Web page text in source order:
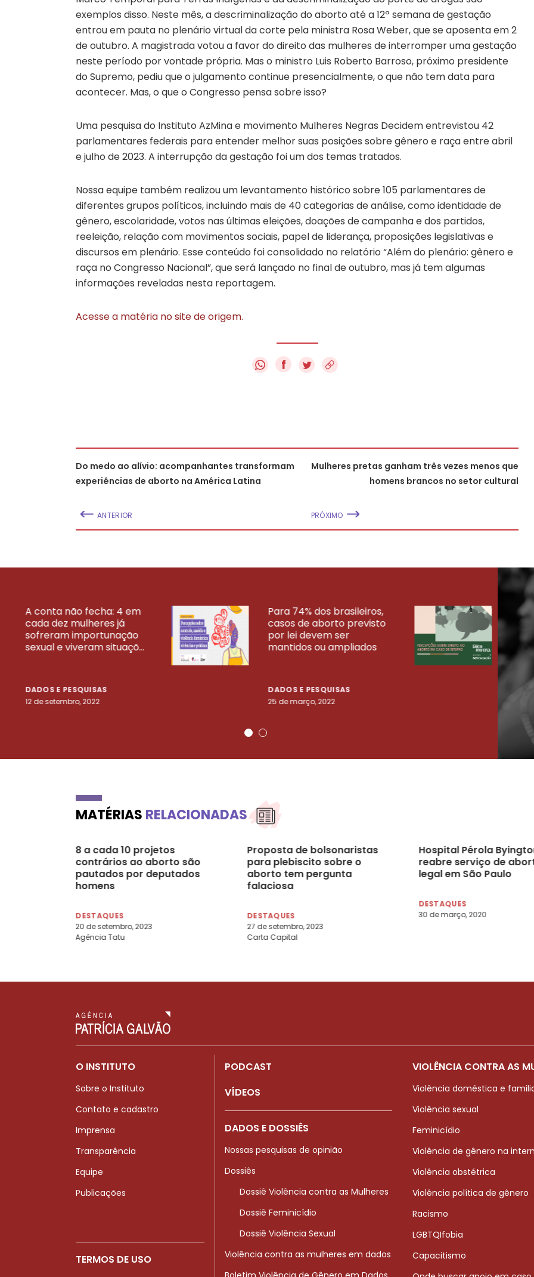
exemplos disso. Neste mês, a descriminalização do aborto até a 12ª semana de gestação
entrou em pauta no plenário virtual da corte pela ministra Rosa Weber, que se aposenta em 2
de outubro. A magistrada votou a favor do direito das mulheres de interromper uma gestação
neste período por vontade própria. Mas o ministro Luis Roberto Barroso, próximo presidente
do Supremo, pediu que o julgamento continue presencialmente, o que não tem data para
acontecer. Mas, o que o Congresso pensa sobre isso?
Uma pesquisa do Instituto AzMina e movimento Mulheres Negras Decidem entrevistou 42
parlamentares federais para entender melhor suas posições sobre gênero e raça entre abril
e julho de 2023. A interrupção da gestação foi um dos temas tratados.
Nossa equipe também realizou um levantamento histórico sobre 105 parlamentares de
diferentes grupos políticos, incluindo mais de 40 categorias de análise, como identidade de
gênero, escolaridade, votos nas últimas eleições, doações de campanha e dos partidos,
reeleição, relação com movimentos sociais, papel de liderança, proposições legislativas e
discursos em plenário. Esse conteúdo foi consolidado no relatório “Além do plenário: gênero e
raça no Congresso Nacional”, que será lançado no final de outubro, mas já tem algumas
informações reveladas nesta reportagem.
Acesse a matéria no site de origem.
f
Do medo ao alívio: acompanhantes transformam
experiências de aborto na América Latina
ANTERIOR
Mulheres pretas ganham três vezes menos que
homens brancos no setor cultural
PRÓXIMO
A conta não fecha: 4 em
cada dez mulheres já
sofreram importunação
sexual e viveram situaçõ...
DADOS E PESQUISAS
12 de setembro, 2022
Para 74% dos brasileiros,
casos de aborto previsto
por lei devem ser
mantidos ou ampliados
DADOS E PESQUISAS
25 de março, 2022
23
VEJA MAIS PESQUISAS
MATÉRIAS RELACIONADAS
8 a cada 10 projetos
contrários ao aborto são
pautados por deputados
homens
DESTAQUES
20 de setembro, 2023
Agência Tatu
Proposta de bolsonaristas
para plebiscito sobre o
aborto tem pergunta
falaciosa
DESTAQUES
27 de setembro, 2023
Carta Capital
Hospital Pérola
reabre serviço de
legal em São Paulo
DESTAQUES
30 de março, 2020
O INSTITUTO
Sobre o Instituto
Contato e cadastro
Imprensa
Transparência
Equipe
Publicações
TERMOS DE USO
PODCAST
VÍDEOS
DADOS E DOSSIÊS
Nossas pesquisas de opinião
Dossiês
Dossiê Violência contra as Mulheres
Dossiê Feminicídio
Dossiê Violência Sexual
Violência contra as mulheres em dados
VIOLÊNCIA CONTRA AS
Violência doméstica e
Violência sexual
Feminicídio
Violência de gênero na
Violência obstétrica
Violência política de gênero
Racismo
LGBTQIfobia
Capacitismo